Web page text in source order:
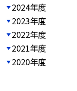
2024年度
2023年度
2022年度
2021年度
2020年度